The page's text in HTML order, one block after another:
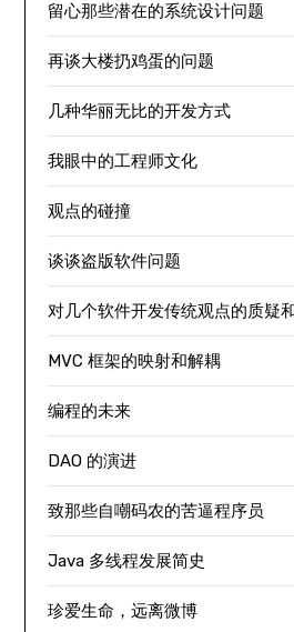
留心那些潜在的系统设计问题
再谈大楼扔鸡蛋的问题
几种华丽无比的开发方式
我眼中的工程师文化
观点的碰撞
谈谈盗版软件问题
对几个软件开发传统观点的质疑
MVC 框架的映射和解耦
编程的未来
DAO 的演进
致那些自嘲码农的苦逼程序员
Java 多线程发展简史
珍爱生命，远离微博